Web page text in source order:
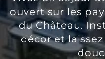
ouvert sur les
du Château.
décor et laissez